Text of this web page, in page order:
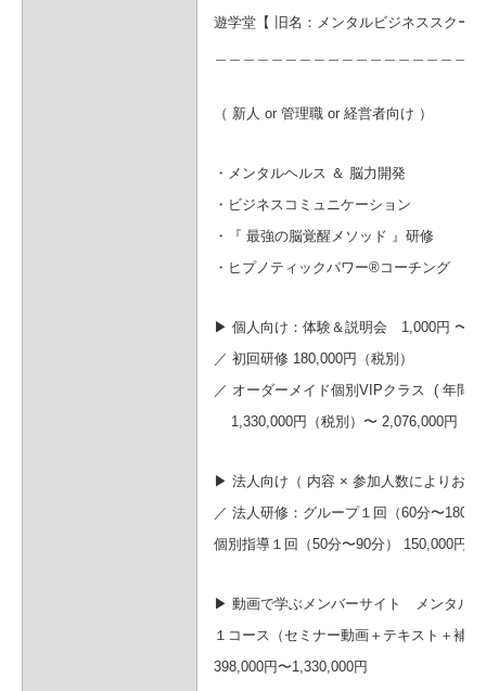
遊学堂【 旧名：メンタルビジネススクー
（ 新人 or 管理職 or 経営者向け ）
・メンタルヘルス ＆ 脳力開発
・ビジネスコミュニケーション
・『 最強の脳覚醒メソッド 』研修
・ヒプノティックパワー®️コーチング
▶︎ 個人向け：体験＆説明会 1,000円 〜
／ 初回研修 180,000円
（税別）
／ オーダーメイド個別VIPクラス ( 年間
1,330,000円 （税別）〜 2,076,000円（
▶︎ 法人向け （ 内容 × 参加人数によりお見
／ 法人研修：グループ１回（60分〜180分
個別指導１回（50分〜90分） 150,000円
▶︎ 動画で学ぶメンバーサイト
メンタル
１コース（セミナー動画＋テキスト＋補
398,000円〜1,330,000円